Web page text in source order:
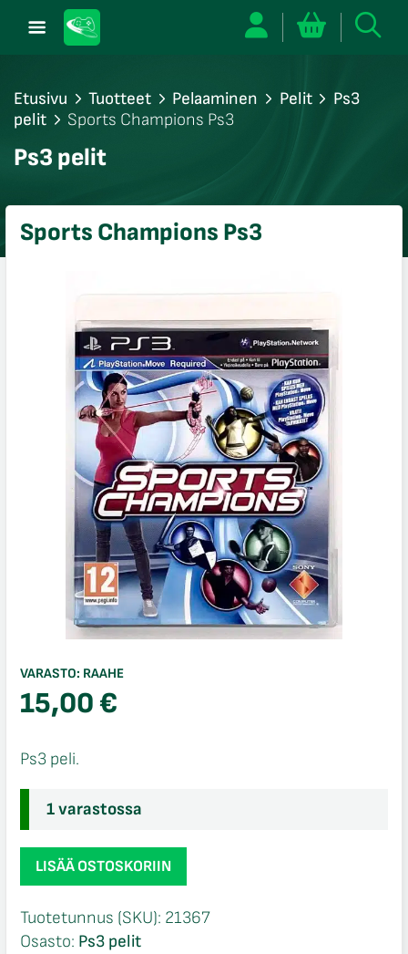
Etusivu Tuotteet Pelaaminen Pelit
Ps3
pelit
Sports Champions Ps3
Ps3 pelit
Sports Champions Ps3
VARASTO: RAAHE
15,00€
Ps3 peli.
1 varastossa
Sports
Champions
määrä
LISÄÄ OSTOSKORIIN
Tuotetunnus (SKU): 21367
Osasto: Ps3 pelit
sulje
sulje